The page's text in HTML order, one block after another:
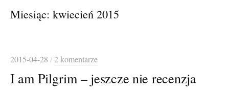
Miesiąc: kwiecień 2015
2015-04-28 /2 komentarze
I am Pilgrim – jeszcze nie recenzja